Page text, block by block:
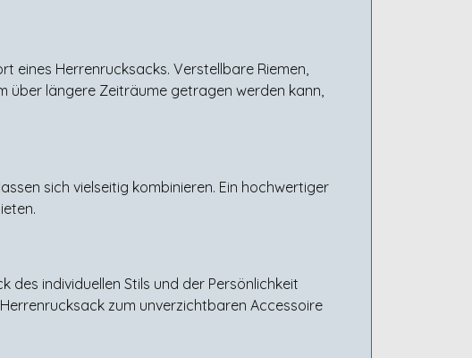
eines Herrenrucksacks. Verstellbare Riemen,
längere Zeiträume getragen werden kann,
sich vielseitig kombinieren. Ein hochwertiger
des individuellen Stils und der Persönlichkeit
zum unverzichtbaren Accessoire